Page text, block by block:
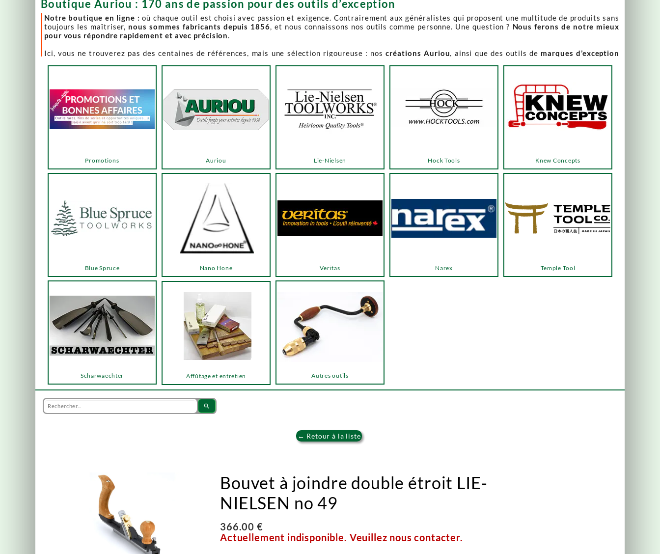
Boutique Auriou : 170 ans de passion pour des outils d’exception
Notre boutique en ligne :où chaque outil est choisi avec passion et exigence. Contrairement aux généralistes qui proposent une multitude de produits sans
toujours les maîtriser, nous sommes fabricants depuis 1856, et nous connaissons nos outils comme personne. Une question ? Nous ferons de notre mieux
pour vous répondre rapidement et avec précision.
Ici, vous ne trouverez pas des centaines de références, mais une sélection rigoureuse : noscréations Auriou, ainsi que des outils de marques d’exception
accéder via les menus ou les boutons ci-dessous.
Un produit en rupture de stock ? Nous travaillons activement à son réapprovisionnement. Les délais peuvent varier, alors n’hésitez pas à nous contacter pour
en savoir plus.
En bas de cette page, découvrez l’intégralité de notre catalogue. Pour affiner votre recherche, utilisez les menus ou les boutons dédiés, qui vous mèneront
Lie-Nielsen Hock Tools
Promotions Knew Concepts
Auriou
Temple Tool
Blue Spruce Narex
Veritas
Nano Hone
Autres outils
Scharwaechter Affûtage et entretien
search
← Retour à la liste
Bouvet à joindre double étroit LIE-
NIELSEN no 49
366.00 €
Actuellement indisponible. Veuillez nous contacter.